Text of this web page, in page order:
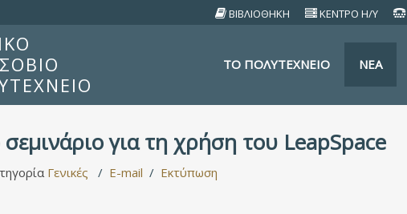
ΒΙΒΛΙΟΘΗΚΗ ΚΕΝΤΡΟ Η/Υ
TO ΠΟΛΥΤΕΧΝΕΙΟ ΝΕΑ
σεμινάριο για τη χρήση του LeapSpace
Γενικές E-mail Εκτύπωση